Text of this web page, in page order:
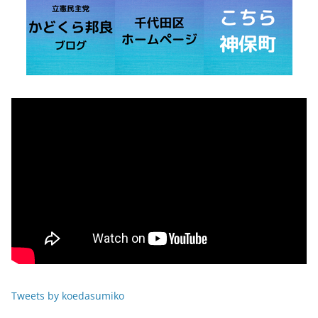
Tweets by koedasumiko